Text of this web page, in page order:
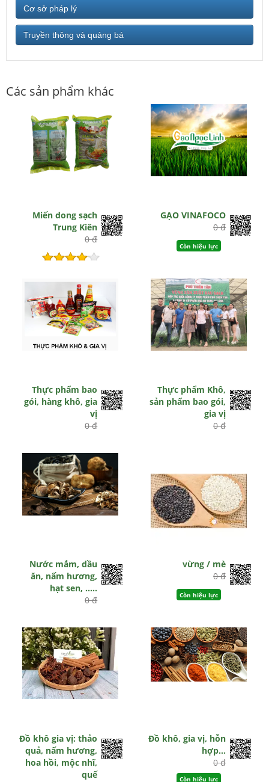
Cơ sở pháp lý
Truyền thông và quảng bá
Các sản phẩm khác
Miến dong sạch
Trung Kiên
0 đ
GẠO VINAFOCO
0 đ
Còn hiệu lực
Thực phẩm bao
gói, hàng khô, gia
vị
0 đ
Thực phẩm Khô,
sản phẩm bao gói,
gia vị
0 đ
Nước mắm, dầu
ăn, nấm hương,
hạt sen, .....
0 đ
vừng / mè
0 đ
Còn hiệu lực
Đồ khô gia vị: thảo
quả, nấm hương,
hoa hồi, mộc nhĩ,
quế
Đồ khô, gia vị, hỗn
hợp…
0 đ
Còn hiệu lực